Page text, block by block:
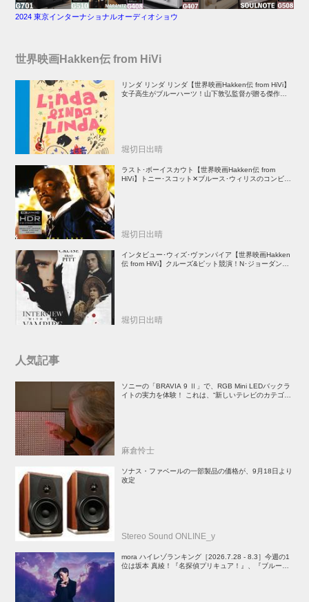
2024 東京インターナショナルオーディオショウ
世界映画Hakken伝 from HiVi
リンダ リンダ リンダ【世界映画Hakken伝 from HiVi】
女子高生がブルーハーツ！山下敦弘監督が贈る傑作青春
堀切日出晴
ラスト･ボーイスカウト【世界映画Hakken伝 from
HiVi】トニー･スコット✕ブルース･ウィリスのコンビが
堀切日出晴
インタビュー･ウィズ･ヴァンパイア【世界映画Hakken
伝 from HiVi】クルーズ&ピット競演！N･ジョーダン監
堀切日出晴
人気記事
ソニーの「BRAVIA 9 Ⅱ」で、RGB Mini LEDバックラ
イトの実力を体験！ これは、“新しいテレビのカテゴリ
麻倉怜士
ソナス・ファベールの一部製品の価格が、9月18日より
改定
Stereo Sound ONLINE_y
mora ハイレゾランキング［2026.7.28 - 8.3］今週の1
位は坂本 真綾！『名探偵プリキュア！』、『ブルーア